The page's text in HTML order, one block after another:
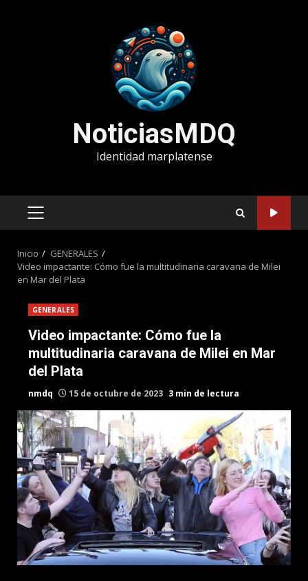
NoticiasMDQ
Identidad marplatense
MENÚ
Inicio
GENERALES
Video impactante: Cómo fue la multitudinaria caravana de Milei
en Mar del Plata
GENERALES
Video impactante: Cómo fue la
multitudinaria caravana de Milei en Mar
del Plata
nmdq 15 de octubre de 2023 3 min de lectura